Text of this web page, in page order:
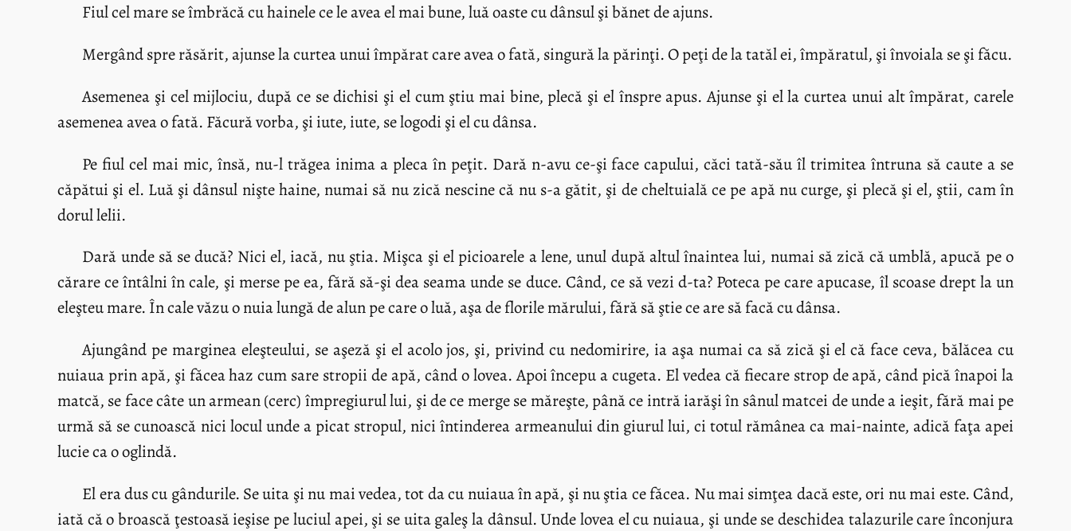
Fiul cel mare se îmbrăcă cu hainele ce le avea el mai bune, luă oaste cu dânsul şi bănet de ajuns.
Mergând spre răsărit, ajunse la curtea unui împărat care avea o fată, singură la părinţi. O peţi de la tatăl ei, împăratul, şi învoiala se şi făcu.
Asemenea şi cel mijlociu, după ce se dichisi şi el cum ştiu mai bine, plecă şi el înspre apus. Ajunse şi el la curtea unui alt împărat, carele
asemenea avea o fată. Făcură vorba, şi iute, iute, se logodi şi el cu dânsa.
Pe fiul cel mai mic, însă, nu-l trăgea inima a pleca în peţit. Dară n-avu ce-şi face capului, căci tată-său îl trimitea întruna să caute a se
căpătui şi el. Luă şi dânsul nişte haine, numai să nu zică nescine că nu s-a gătit, şi de cheltuială ce pe apă nu curge, şi plecă şi el, ştii, cam în
dorul lelii.
Dară unde să se ducă? Nici el, iacă, nu ştia. Mişca şi el picioarele a lene, unul după altul înaintea lui, numai să zică că umblă, apucă pe o
cărare ce întâlni în cale, şi merse pe ea, fără să-şi dea seama unde se duce. Când, ce să vezi d-ta? Poteca pe care apucase, îl scoase drept la un
eleşteu mare. În cale văzu o nuia lungă de alun pe care o luă, aşa de florile mărului, fără să ştie ce are să facă cu dânsa.
Ajungând pe marginea eleşteului, se aşeză şi el acolo jos, şi, privind cu nedomirire, ia aşa numai ca să zică şi el că face ceva, bălăcea cu
nuiaua prin apă, şi făcea haz cum sare stropii de apă, când o lovea. Apoi începu a cugeta. El vedea că fiecare strop de apă, când pică înapoi la
matcă, se face câte un armean (cerc) împregiurul lui, şi de ce merge se măreşte, până ce intră iarăşi în sânul matcei de unde a ieşit, fără mai pe
urmă să se cunoască nici locul unde a picat stropul, nici întinderea armeanului din giurul lui, ci totul rămânea ca mai-nainte, adică faţa apei
lucie ca o oglindă.
El era dus cu gândurile. Se uita şi nu mai vedea, tot da cu nuiaua în apă, şi nu ştia ce făcea. Nu mai simţea dacă este, ori nu mai este. Când,
iată că o broască ţestoasă ieşise pe luciul apei, şi se uita galeş la dânsul. Unde lovea el cu nuiaua, şi unde se deschidea talazurile care înconjura